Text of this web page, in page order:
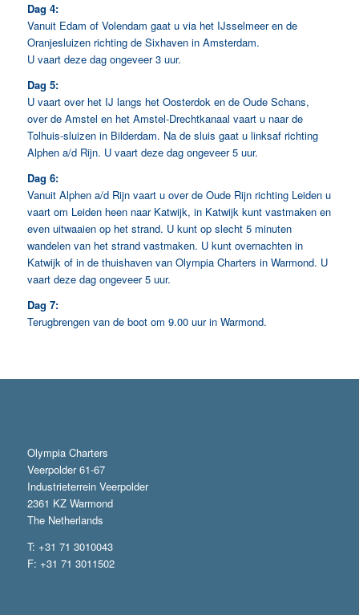
Dag 4:
Vanuit Edam of Volendam gaat u via het IJsselmeer en de
Oranjesluizen richting de Sixhaven in Amsterdam.
U vaart deze dag ongeveer 3 uur.
Dag 5:
U vaart over het IJ langs het Oosterdok en de Oude Schans,
over de Amstel en het Amstel-Drechtkanaal vaart u naar de
Tolhuis-sluizen in Bilderdam. Na de sluis gaat u linksaf richting
Alphen a/d Rijn. U vaart deze dag ongeveer 5 uur.
Dag 6:
Vanuit Alphen a/d Rijn vaart u over de Oude Rijn richting Leiden u
vaart om Leiden heen naar Katwijk, in Katwijk kunt vastmaken en
even uitwaaien op het strand. U kunt op slecht 5 minuten
wandelen van het strand vastmaken. U kunt overnachten in
Katwijk of in de thuishaven van Olympia Charters in Warmond. U
vaart deze dag ongeveer 5 uur.
Dag 7:
Terugbrengen van de boot om 9.00 uur in Warmond.
Olympia Charters
Veerpolder 61-67
Industrieterrein Veerpolder
2361 KZ Warmond
The Netherlands
T: +31 71 3010043
F: +31 71 3011502